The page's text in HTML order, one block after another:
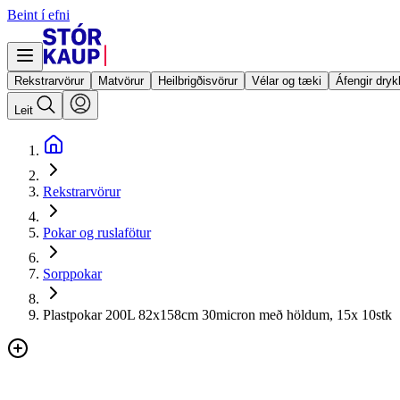
Beint í efni
Rekstrarvörur Matvörur Heilbrigðisvörur Vélar og tæki Áfengir
Leit
Rekstrarvörur
Pokar og ruslafötur
Sorppokar
Plastpokar 200L 82x158cm 30micron með höldum, 15x 10stk